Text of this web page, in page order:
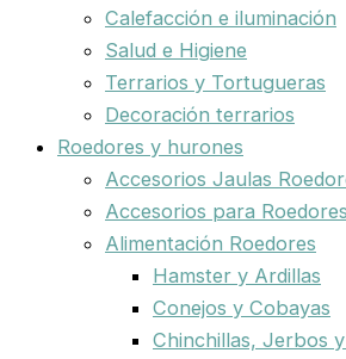
Calefacción e iluminación
Salud e Higiene
Terrarios y Tortugueras
Decoración terrarios
Roedores y hurones
Accesorios Jaulas
Accesorios para Roedores
Alimentación Roedores
Hamster y Ardillas
Conejos y Cobayas
Chinchillas, Jerbos